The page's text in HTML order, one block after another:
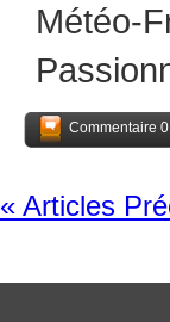
Météo-
Commentaire 0
« Articles